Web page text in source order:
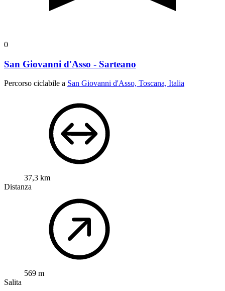
0
San Giovanni d'Asso - Sarteano
Percorso ciclabile a San Giovanni d'Asso, Toscana, Italia
37,3 km
Distanza
569 m
Salita